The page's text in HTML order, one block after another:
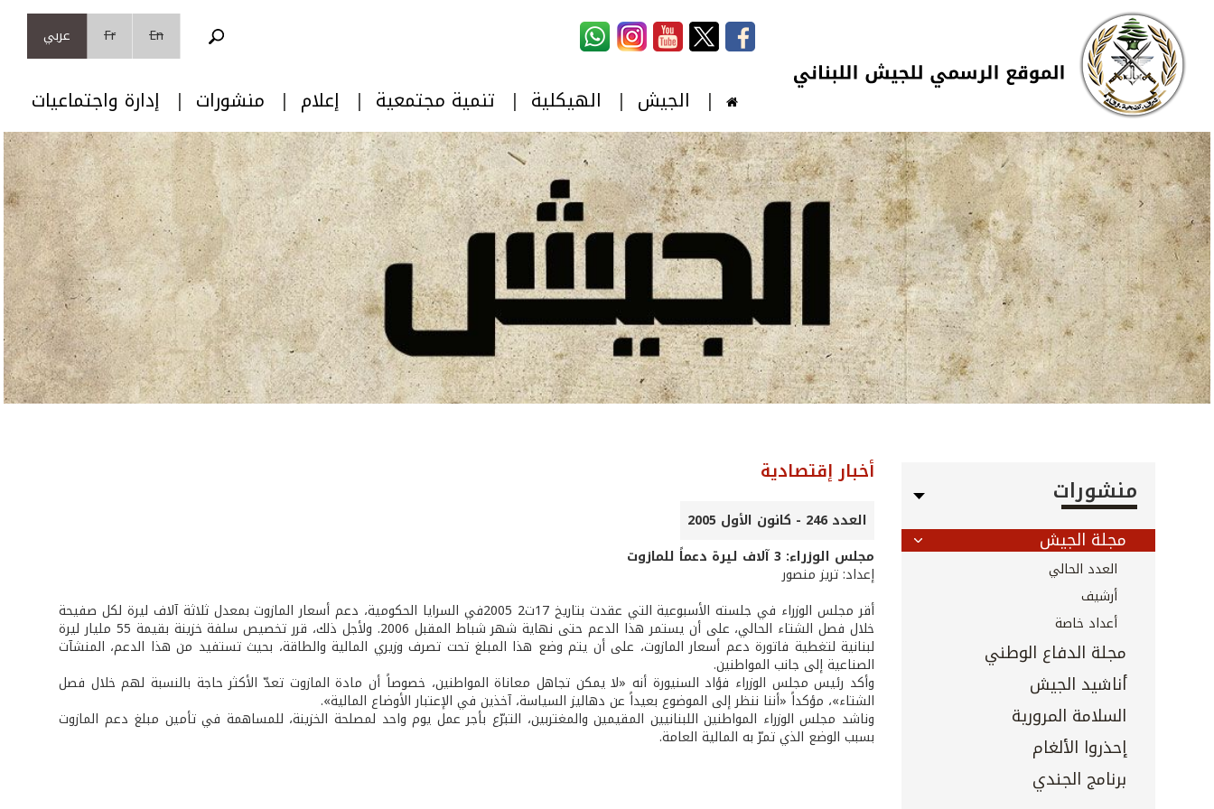
تجاوز إلى المحتوى الرئيسي
Skip to navigation
En
Fr عربي
الجيش الهيكلية تنمية مجتمعية إعلام منشورات إدارة واجتماعيات
منشورات
مجلة الجيش
العدد الحالي
أرشيف
أعداد خاصة
مجلة الدفاع الوطني
أناشيد الجيش
السلامة المرورية
إحذروا الألغام
برنامج الجندي
أخبار إقتصادية
العدد 246 - كانون الأول 2005
مجلس الوزراء: 3 آلاف ليرة دعماً للمازوت
إعداد: تريز منصور
أقر مجلس الوزراء في جلسته الأسبوعية التي عقدت بتاريخ 17ت2 2005في السرايا الحكومية، دعم أسعار المازوت بمعدل ثلاثة آلاف ليرة لكل صفيحة
خلال فصل الشتاء الحالي، على أن يستمر هذا الدعم حتى نهاية شهر شباط المقبل 2006. ولأجل ذلك، قرر تخصيص سلفة خزينة بقيمة 55 مليار ليرة
لبنانية لتغطية فاتورة دعم أسعار المازوت، على أن يتم وضع هذا المبلغ تحت تصرف وزيري المالية والطاقة، بحيث تستفيد من هذا الدعم، المنشآت
الصناعية إلى جانب المواطنين.
وأكد رئيس مجلس الوزراء فؤاد السنيورة أنه «لا يمكن تجاهل معاناة المواطنين، خصوصاً أن مادة المازوت تعدّ الأكثر حاجة بالنسبة لهم خلال فصل
الشتاء»، مؤكداً «أننا ننظر إلى الموضوع بعيداً عن دهاليز السياسة، آخذين في الإعتبار الأوضاع المالية».
وناشد مجلس الوزراء المواطنين اللبنانيين المقيمين والمغتربين، التبرّع بأجر عمل يوم واحد لمصلحة الخزينة، للمساهمة في تأمين مبلغ دعم المازوت
بسبب الوضع الذي تمرّ به المالية العامة.